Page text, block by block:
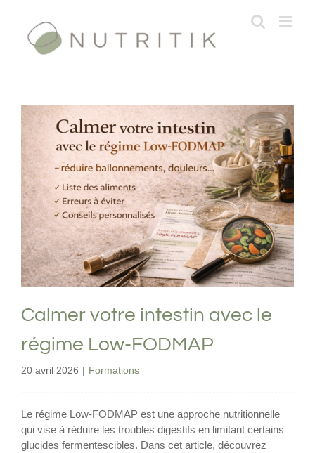
contenu
Calmer votre intestin avec le régime
Low-FODMAP
Formations
Calmer votre intestin avec le
régime Low-FODMAP
20 avril 2026 | Formations
Le régime Low-FODMAP est une approche nutritionnelle
qui vise à réduire les troubles digestifs en limitant certains
glucides fermentescibles. Dans cet article, découvrez